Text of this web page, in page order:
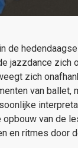
de
jazzdance
zich
van
opbouw van de
en ritmes door